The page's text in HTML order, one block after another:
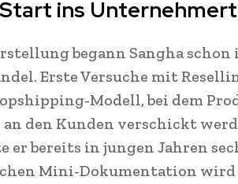
ins
begann Sangha schon
Erste Versuche mit
Modell, bei dem
den Kunden verschickt
er bereits in jungen Jahren
Mini-Dokumentation wird